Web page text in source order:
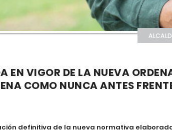
EN VIGOR DE LA NUEVA
COMO NUNCA ANTES
definitiva de la nueva normativa